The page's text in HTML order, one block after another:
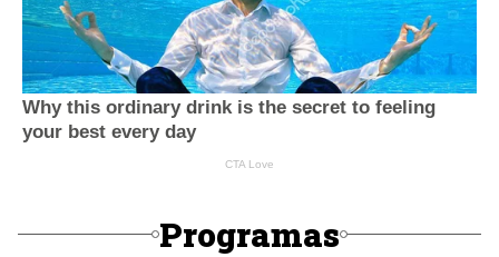
Programas